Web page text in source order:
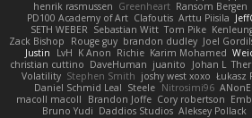
henrik rasmussen Greenheart Ransom Bergen
PD100 Academy of Art Clafoutis Arttu Piisila
SETH WEBER Sebastian Witt Tom Pike
Zack Bishop
Rouge guy brandon dudley Joel
Justin
LvH K Anon Richie Karim Mohamed
christian cuttino DaveHuman juanito Johan L
Volatility Stephen Smith joshy west xoxo Łukasz
Daniel Schmid Leal Steele Nitrosimi96
macoll macoll
Brandon Joffe Cory robertson
Bruno Yudi Daddios Studios Aleksey Pollack